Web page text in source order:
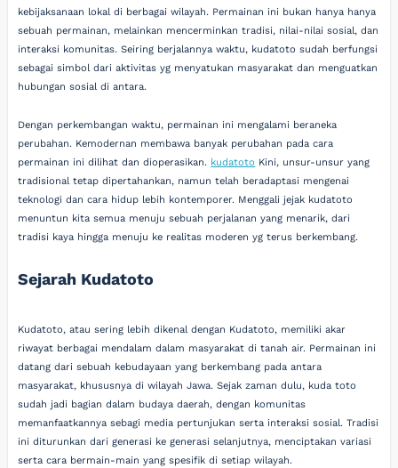
kebijaksanaan lokal di berbagai wilayah. Permainan ini bukan hanya hanya
sebuah permainan, melainkan mencerminkan tradisi, nilai-nilai sosial, dan
interaksi komunitas. Seiring berjalannya waktu, kudatoto sudah berfungsi
sebagai simbol dari aktivitas yg menyatukan masyarakat dan menguatkan
hubungan sosial di antara.
Dengan perkembangan waktu, permainan ini mengalami beraneka
perubahan. Kemodernan membawa banyak perubahan pada cara
permainan ini dilihat dan dioperasikan. kudatoto Kini, unsur-unsur yang
tradisional tetap dipertahankan, namun telah beradaptasi mengenai
teknologi dan cara hidup lebih kontemporer. Menggali jejak kudatoto
menuntun kita semua menuju sebuah perjalanan yang menarik, dari
tradisi kaya hingga menuju ke realitas moderen yg terus berkembang.
Sejarah Kudatoto
Kudatoto, atau sering lebih dikenal dengan Kudatoto, memiliki akar
riwayat berbagai mendalam dalam masyarakat di tanah air. Permainan ini
datang dari sebuah kebudayaan yang berkembang pada antara
masyarakat, khususnya di wilayah Jawa. Sejak zaman dulu, kuda toto
sudah jadi bagian dalam budaya daerah, dengan komunitas
memanfaatkannya sebagi media pertunjukan serta interaksi sosial. Tradisi
ini diturunkan dari generasi ke generasi selanjutnya, menciptakan variasi
serta cara bermain-main yang spesifik di setiap wilayah.